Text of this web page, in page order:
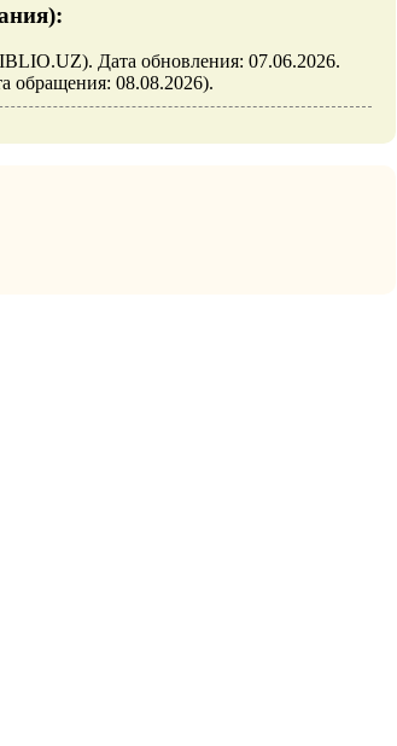
Дата обновления: 07.06.2026.
обращения: 08.08.2026).